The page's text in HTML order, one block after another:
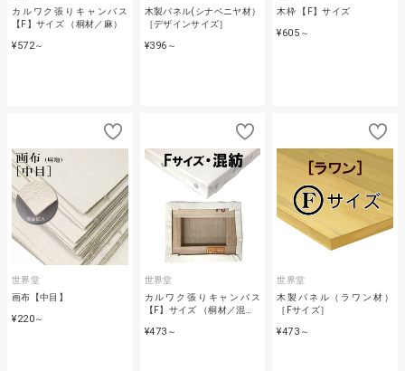
カルワク張りキャンバス
【F】サイズ （桐材／麻）
¥572～
木製パネル(シナベニヤ材）
［デザインサイズ］
¥396 ～
木枠 【F】サイズ
¥605 ～
世界堂
画布【中目】
¥220～
世界堂
カルワク張りキャンバス
【F】サイズ （桐材／混…
¥473 ～
世界堂
木製パネル（ラワン材）
［Fサイズ］
¥473 ～